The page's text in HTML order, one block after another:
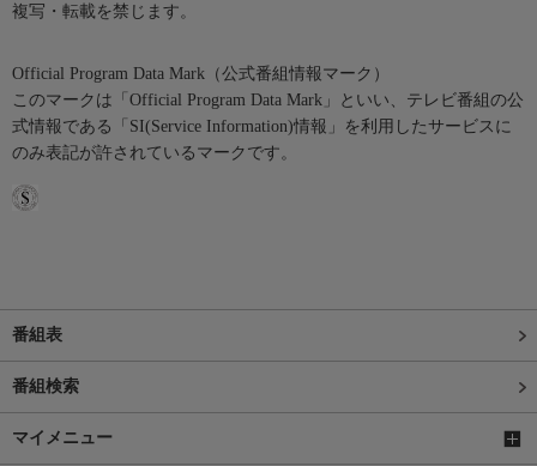
複写・転載を禁じます。
Official Program Data Mark（公式番組情報マーク）
このマークは「Official Program Data Mark」といい、テレビ番組の公
式情報である「SI(Service Information)情報」を利用したサービスに
のみ表記が許されているマークです。
番組表
番組検索
マイメニュー